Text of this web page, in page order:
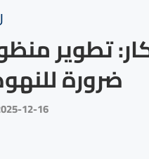
تطوير
ضرورة
12-16